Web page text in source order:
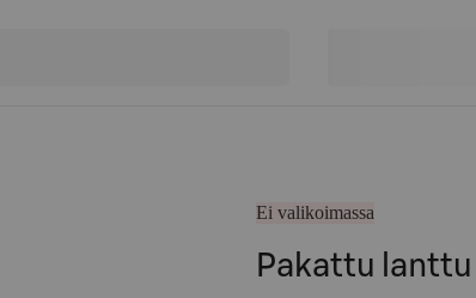
Ei valikoimassa
Pakattu lanttu